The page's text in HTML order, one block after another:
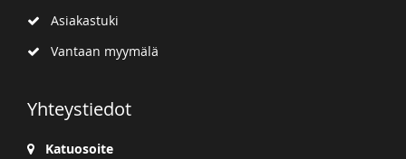
Asiakastuki
Vantaan myymälä
Yhteystiedot
Katuosoite